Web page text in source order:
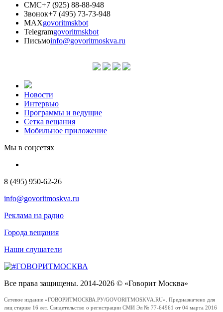
СМС+7 (925) 88-88-948
Звонок+7 (495) 73-73-948
MAXgovoritmskbot
Telegramgovoritmskbot
Письмоinfo@govoritmoskva.ru
Новости
Интервью
Программы и ведущие
Сетка вещания
Мобильное приложение
Мы в соцсетях
8 (495) 950-62-26
info@govoritmoskva.ru
Реклама на радио
Города вещания
Наши слушатели
Все права защищены. 2014-2026 © «Говорит Москва»
Сетевое издание «ГОВОРИТМОСКВА.РУ/GOVORITMOSKVA.RU». Предназначено для
лиц старше 16 лет. Свидетельство о регистрации СМИ Эл № 77-64961 от 04 марта 2016